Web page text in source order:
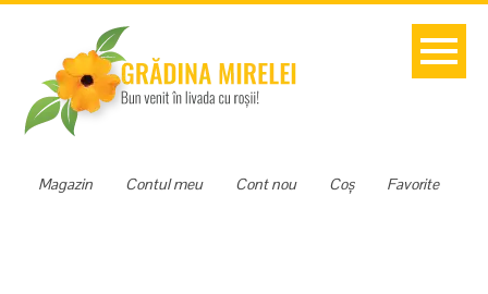
Favorite
Coș
Cont nou
Contul meu
Magazin